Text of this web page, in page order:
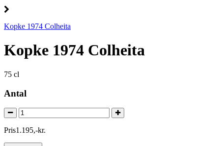
Kopke 1974 Colheita
Kopke 1974 Colheita
75 cl
Antal
Pris1.195,-kr.